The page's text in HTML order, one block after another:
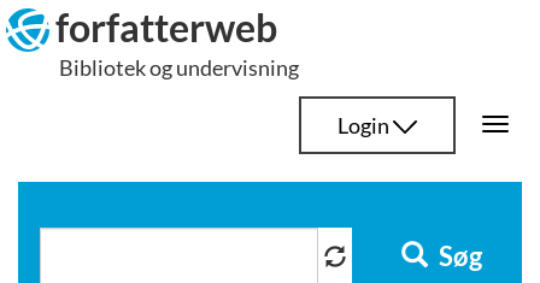
Hop
til
indhold
forfatterweb
Bibliotek og undervisning
Login
Søg